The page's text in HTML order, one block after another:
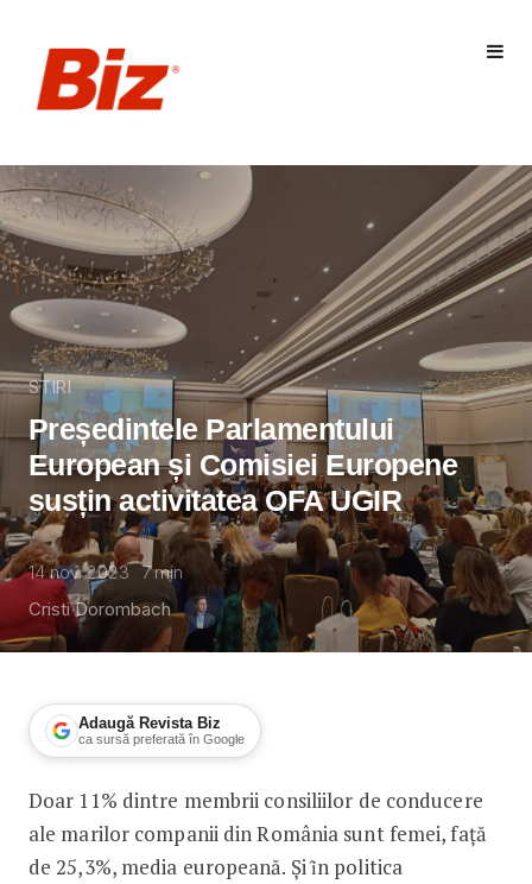
STIRI
Președintele Parlamentului
European și Comisiei Europene
susțin activitatea OFA UGIR
14 nov. 2023 7min
Cristi Dorombach
Adaugă Revista Biz
ca sursă preferată în Google
Președintele Parlamentului
Doar 11% dintre membrii consiliilor de conducere
ale marilor companii din România sunt femei, față
de 25,3%, media europeană. Și ȋn politica